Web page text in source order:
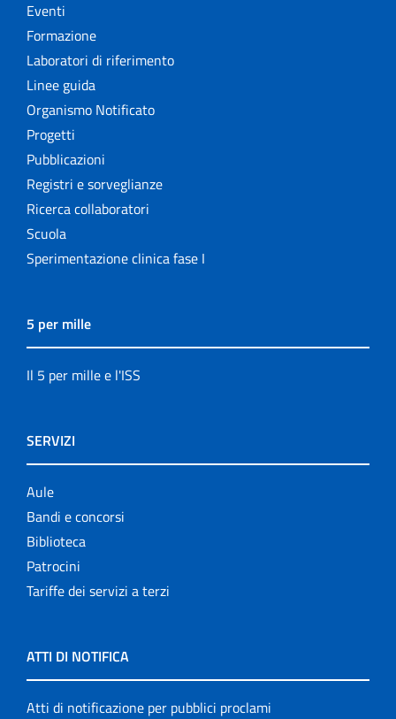
Eventi
Formazione
Laboratori di riferimento
Linee guida
Organismo Notificato
Progetti
Pubblicazioni
Registri e sorveglianze
Ricerca collaboratori
Scuola
Sperimentazione clinica fase I
5 per mille
Il 5 per mille e l'ISS
SERVIZI
Aule
Bandi e concorsi
Biblioteca
Patrocini
Tariffe dei servizi a terzi
ATTI DI NOTIFICA
Atti di notificazione per pubblici proclami